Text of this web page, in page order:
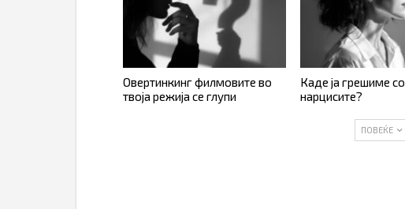
Овертинкинг филмовите во
твоја режија се глупи
Каде ја грешиме со
нарцисите?
ПОВЕЌЕ